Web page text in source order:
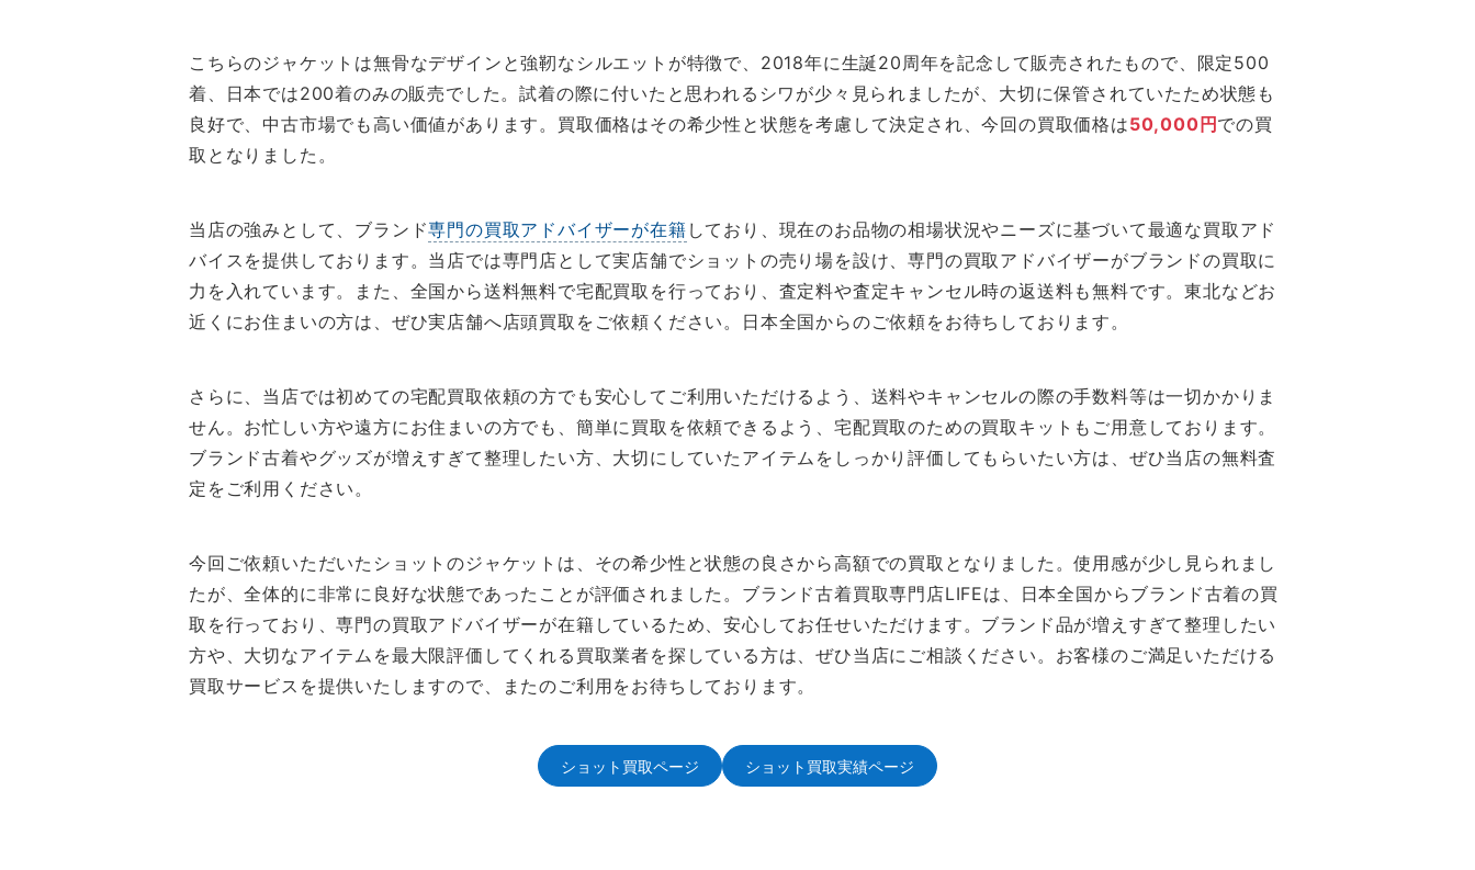
こちらのジャケットは無骨なデザインと強靭なシルエットが特徴で、2018年に生誕20周年を記念して販売されたもので、限定500
着、日本では200着のみの販売でした。試着の際に付いたと思われるシワが少々見られましたが、大切に保管されていたため状態も
良好で、中古市場でも高い価値があります。買取価格はその希少性と状態を考慮して決定され、今回の買取価格は50,000円 での買
取となりました。
当店の強みとして、ブランド専門の買取アドバイザーが在籍 しており、現在のお品物の相場状況やニーズに基づいて最適な買取アド
バイスを提供しております。当店では専門店として実店舗でショットの売り場を設け、専門の買取アドバイザーがブランドの買取に
力を入れています。また、全国から送料無料で宅配買取を行っており、査定料や査定キャンセル時の返送料も無料です。東北などお
近くにお住まいの方は、ぜひ実店舗へ店頭買取をご依頼ください。日本全国からのご依頼をお待ちしております。
さらに、当店では初めての宅配買取依頼の方でも安心してご利用いただけるよう、送料やキャンセルの際の手数料等は一切かかりま
せん。お忙しい方や遠方にお住まいの方でも、簡単に買取を依頼できるよう、宅配買取のための買取キットもご用意しております。
ブランド古着やグッズが増えすぎて整理したい方、大切にしていたアイテムをしっかり評価してもらいたい方は、ぜひ当店の無料査
定をご利用ください。
今回ご依頼いただいたショットのジャケットは、その希少性と状態の良さから高額での買取となりました。使用感が少し見られまし
たが、全体的に非常に良好な状態であったことが評価されました。ブランド古着買取専門店LIFEは、日本全国からブランド古着の買
取を行っており、専門の買取アドバイザーが在籍しているため、安心してお任せいただけます。ブランド品が増えすぎて整理したい
方や、大切なアイテムを最大限評価してくれる買取業者を探している方は、ぜひ当店にご相談ください。お客様のご満足いただける
買取サービスを提供いたしますので、またのご利用をお待ちしております。
ショット買取ページ ショット買取実績ページ